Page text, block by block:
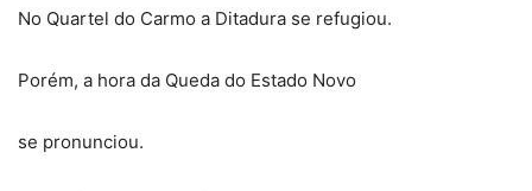
No Quartel do Carmo a Ditadura se refugiou.
Porém, a hora da Queda do Estado Novo
se pronunciou.